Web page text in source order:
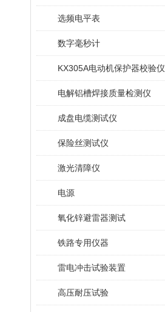
选频电平表
数字毫秒计
KX305A电动机保护器校验仪
电解铝槽焊接质量检测仪
成盘电缆测试仪
保险丝测试仪
激光清障仪
电源
氧化锌避雷器测试
铁路专用仪器
雷电冲击试验装置
高压耐压试验